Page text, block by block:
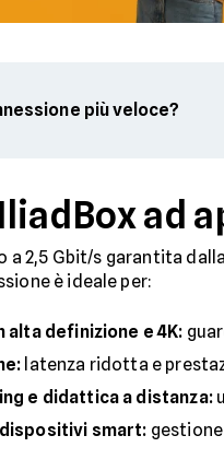
più veloce?
ad
a 2,5 Gbit/s garantita
è ideale per:
alta definizione e 4K:
latenza ridotta e
e didattica a distanza:
smart: